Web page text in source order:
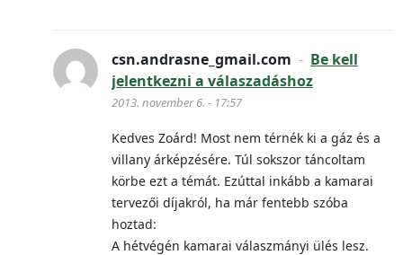
csn.andrasne_gmail.com - Be kell
jelentkezni a válaszadáshoz
2013. november 6. - 17:57
Kedves Zoárd! Most nem térnék ki a gáz és a
villany árképzésére. Túl sokszor táncoltam
körbe ezt a témát. Ezúttal inkább a kamarai
tervezői díjakról, ha már fentebb szóba
hoztad:
A hétvégén kamarai válaszmányi ülés lesz.